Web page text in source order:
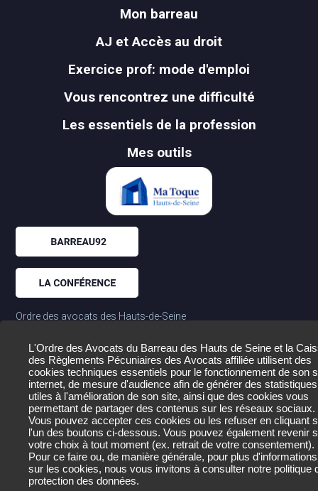
Mon barreau
AJ et Accès au droit
Exercice prof: mode d'emploi
Vous rencontrez une difficulté
Les essentiels de la profession
Mes outils
Ordre des avocats des Hauts-de-Seine
177-179 av. Frederic et Irene Joliot Curie
92020 Nanterre Cedex
Mentions légales
Données personnelles et crédits
L'Ordre des Avocats du Barreau des Hauts de Seine et la
des Règlements Pécuniaires des Avocats affiliée utilisent des
cookies techniques essentiels pour le fonctionnement de son
internet, de mesure d'audience afin de générer des statistiques
utiles à l'amélioration de son site, ainsi que des cookies vous
permettant de partager des contenus sur les réseaux sociaux.
Vous pouvez accepter ces cookies ou les refuser en cliquant
l'un des boutons ci-dessous. Vous pouvez également revenir
votre choix à tout moment (ex. retrait de votre consentement).
Pour ce faire ou, de manière générale, pour plus d'informations
sur les cookies, nous vous invitons à consulter notre politique
protection des données.